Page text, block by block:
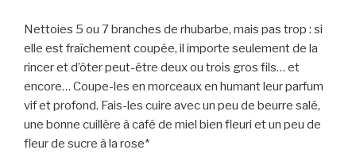
Nettoies 5 ou 7 branches de rhubarbe, mais pas trop : si
elle est fraîchement coupée, il importe seulement de la
rincer et d’ôter peut-être deux ou trois gros fils… et
encore… Coupe-les en morceaux en humant leur parfum
vif et profond. Fais-les cuire avec un peu de beurre salé,
une bonne cuillère à café de miel bien fleuri et un peu de
fleur de sucre à la rose*